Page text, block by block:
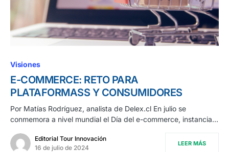
Visiones
E-COMMERCE: RETO PARA
PLATAFORMASS Y CONSUMIDORES
Por Matías Rodríguez, analista de Delex.cl En julio se
conmemora a nivel mundial el Día del e-commerce, instancia…
Editorial Tour Innovación
16 de julio de 2024
LEER MÁS